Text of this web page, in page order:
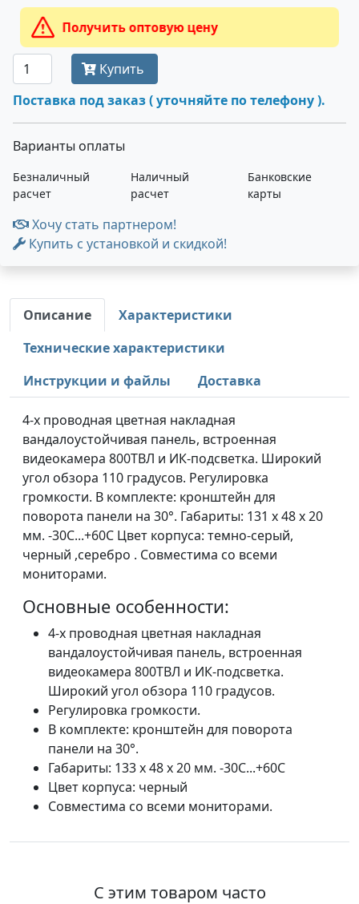
Получить оптовую цену
Купить
Поставка под заказ ( уточняйте по телефону ).
Варианты оплаты
Безналичный
расчет
Наличный
расчет
Банковские
карты
Хочу стать партнером!
Купить с установкой и скидкой!
Описание
Характеристики
Технические характеристики
Инструкции и файлы
Доставка
4-x проводная цветная накладная
вандалоустойчивая панель, встроенная
видеокамера 800ТВЛ и ИК-подсветка. Широкий
угол обзора 110 градусов. Регулировка
громкости. В комплекте: кронштейн для
поворота панели на 30°. Габариты: 131 х 48 х 20
мм. -30C...+60C Цвет корпуса: темно-серый,
черный ,серебро . Совместима со всеми
мониторами.
Основные особенности:
4-x проводная цветная накладная
вандалоустойчивая панель, встроенная
видеокамера 800ТВЛ и ИК-подсветка.
Широкий угол обзора 110 градусов.
Регулировка громкости.
В комплекте: кронштейн для поворота
панели на 30°.
Габариты: 133 х 48 х 20 мм. -30C...+60C
Цвет корпуса: черный
Совместима со всеми мониторами.
С этим товаром часто